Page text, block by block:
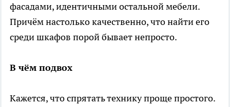
фасадами, идентичными остальной мебели.
Причём настолько качественно, что найти его
среди шкафов порой бывает непросто.
В чём подвох
Кажется, что спрятать технику проще простого.